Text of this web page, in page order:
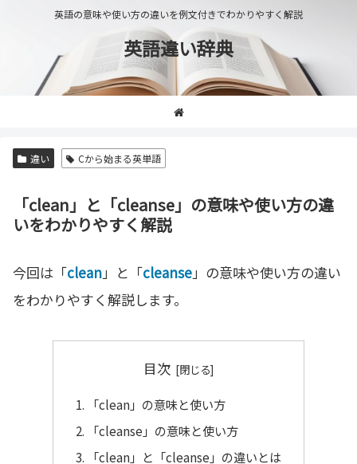
英語の意味や使い方の違いを例文付きでわかりやすく解説
英語違い辞典
違い Cから始まる英単語
「clean」と「cleanse」の意味や使い方の違
いをわかりやすく解説
今回は「clean」と「cleanse」の意味や使い方の違い
をわかりやすく解説します。
目次
「clean」の意味と使い方
「cleanse」の意味と使い方
「clean」と「cleanse」の違いとは